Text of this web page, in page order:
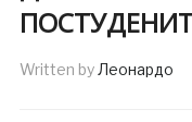
Written byЛеонардо